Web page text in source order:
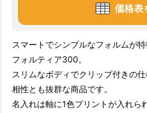
価格表
スマートでシンプルなフォルムが
フォルティア300。
スリムなボディでクリップ付きの
相性とも抜群な商品です。
名入れは軸に1色プリントが入れら